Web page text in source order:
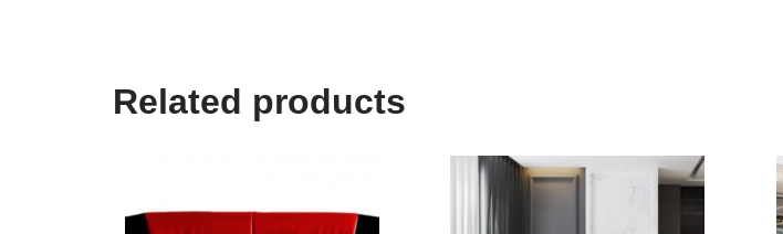
Related products